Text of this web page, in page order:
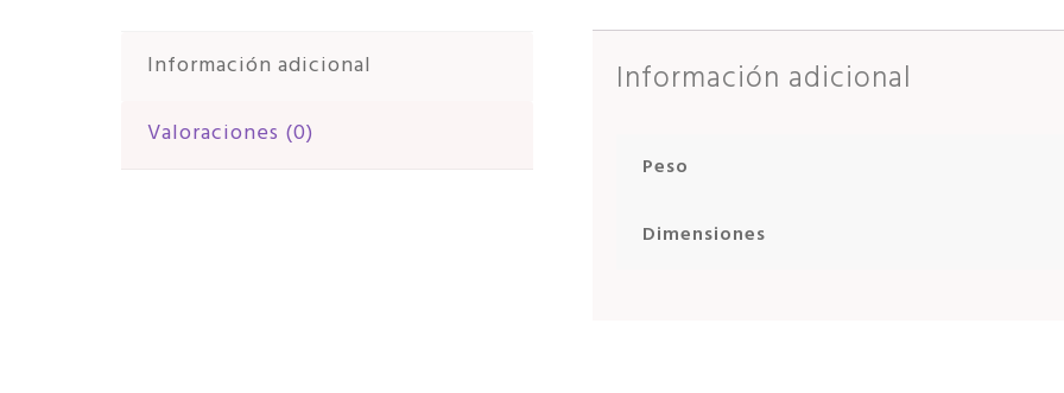
Información adicional
Valoraciones (0)
Información adicional
Peso
Dimensiones